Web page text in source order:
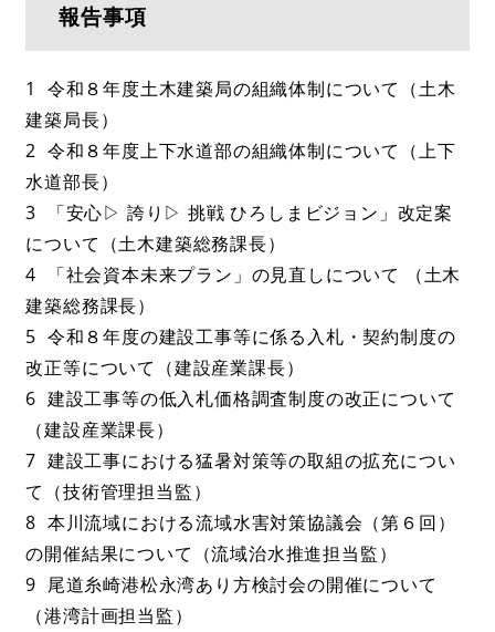
報告事項
1 令和８年度土木建築局の組織体制について（土木
建築局長）
2 令和８年度上下水道部の組織体制について（上下
水道部長）
3 「安心▷ 誇り▷ 挑戦 ひろしまビジョン」改定案
について（土木建築総務課長）
4 「社会資本未来プラン」の見直しについて （土木
建築総務課長）
5 令和８年度の建設工事等に係る入札・契約制度の
改正等について（建設産業課長）
6 建設工事等の低入札価格調査制度の改正について
（建設産業課長）
7 建設工事における猛暑対策等の取組の拡充につい
て（技術管理担当監）
8 本川流域における流域水害対策協議会（第６回）
の開催結果について（流域治水推進担当監）
9 尾道糸崎港松永湾あり方検討会の開催について
（港湾計画担当監）